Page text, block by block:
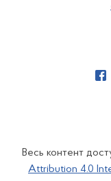
Весь контент
Attribution 4.0